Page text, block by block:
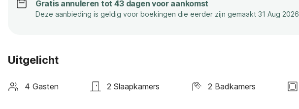
Gratis annuleren tot 43 dagen voor aankomst
Deze aanbieding is geldig voor boekingen die eerder zijn gemaakt 31 Aug 2026
Uitgelicht
4 Gasten 2 Slaapkamers 2 Badkamers